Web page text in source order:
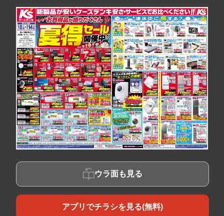
ウラ面も見る
アプリでチラシを見る(無料)